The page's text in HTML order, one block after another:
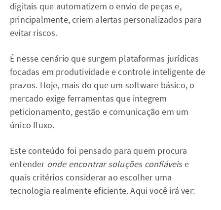
digitais que automatizem o envio de peças e,
principalmente, criem alertas personalizados para
evitar riscos.
É nesse cenário que surgem plataformas jurídicas
focadas em produtividade e controle inteligente de
prazos. Hoje, mais do que um software básico, o
mercado exige ferramentas que integrem
peticionamento, gestão e comunicação em um
único fluxo.
Este conteúdo foi pensado para quem procura
entender onde encontrar soluções confiáveise
quais critérios considerar ao escolher uma
tecnologia realmente eficiente. Aqui você irá ver: